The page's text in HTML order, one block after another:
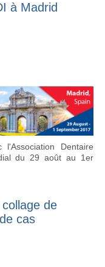
à Madrid
Dentaire
du 29 août au 1er
de
cas